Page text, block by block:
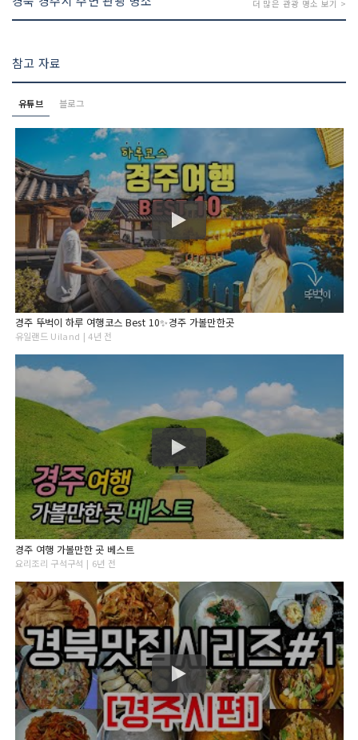
더 많은 관광 명소 보기 >
참고 자료
유튜브 블로그
경주 뚜벅이 하루 여행코스 Best 10✨경주 가볼만한곳
유일랜드 Uiland | 4년 전
경주 여행 가볼만한 곳 베스트
요리조리 구석구석 | 6년 전